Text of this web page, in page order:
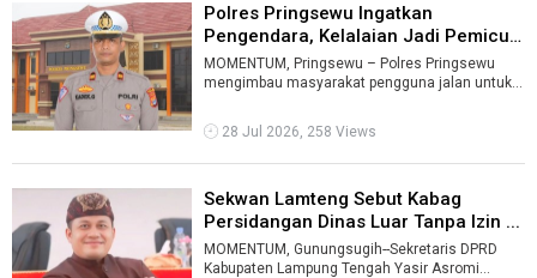
Polres Pringsewu Ingatkan
Pengendara, Kelalaian Jadi Pemicu
Utama ...
MOMENTUM, Pringsewu – Polres Pringsewu
mengimbau masyarakat pengguna jalan untuk
28 Jul 2026, 258 Views
Sekwan Lamteng Sebut Kabag
Persidangan Dinas Luar Tanpa Izin ...
MOMENTUM, Gunungsugih--Sekretaris DPRD
Kabupaten Lampung Tengah Yasir Asromi